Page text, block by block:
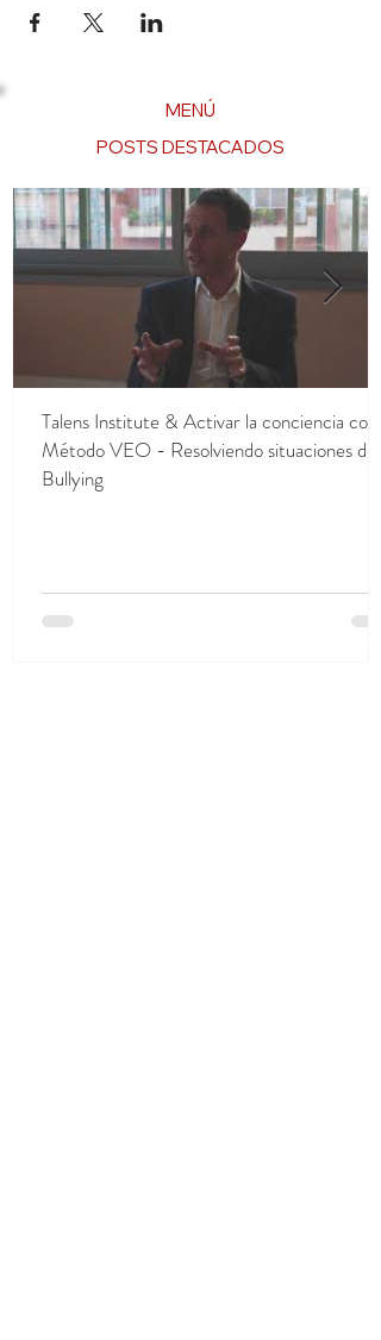
MENÚ
POSTS DESTACADOS
Talens Institute & Activar la conciencia con el
Método VEO - Resolviendo situaciones de
Bullying